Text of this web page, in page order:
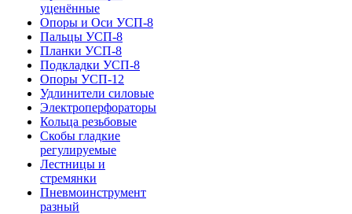
уценённые
Опоры и Оси УСП-8
Пальцы УСП-8
Планки УСП-8
Подкладки УСП-8
Опоры УСП-12
Удлинители силовые
Электроперфораторы
Кольца резьбовые
Скобы гладкие
регулируемые
Лестницы и
стремянки
Пневмоинструмент
разный